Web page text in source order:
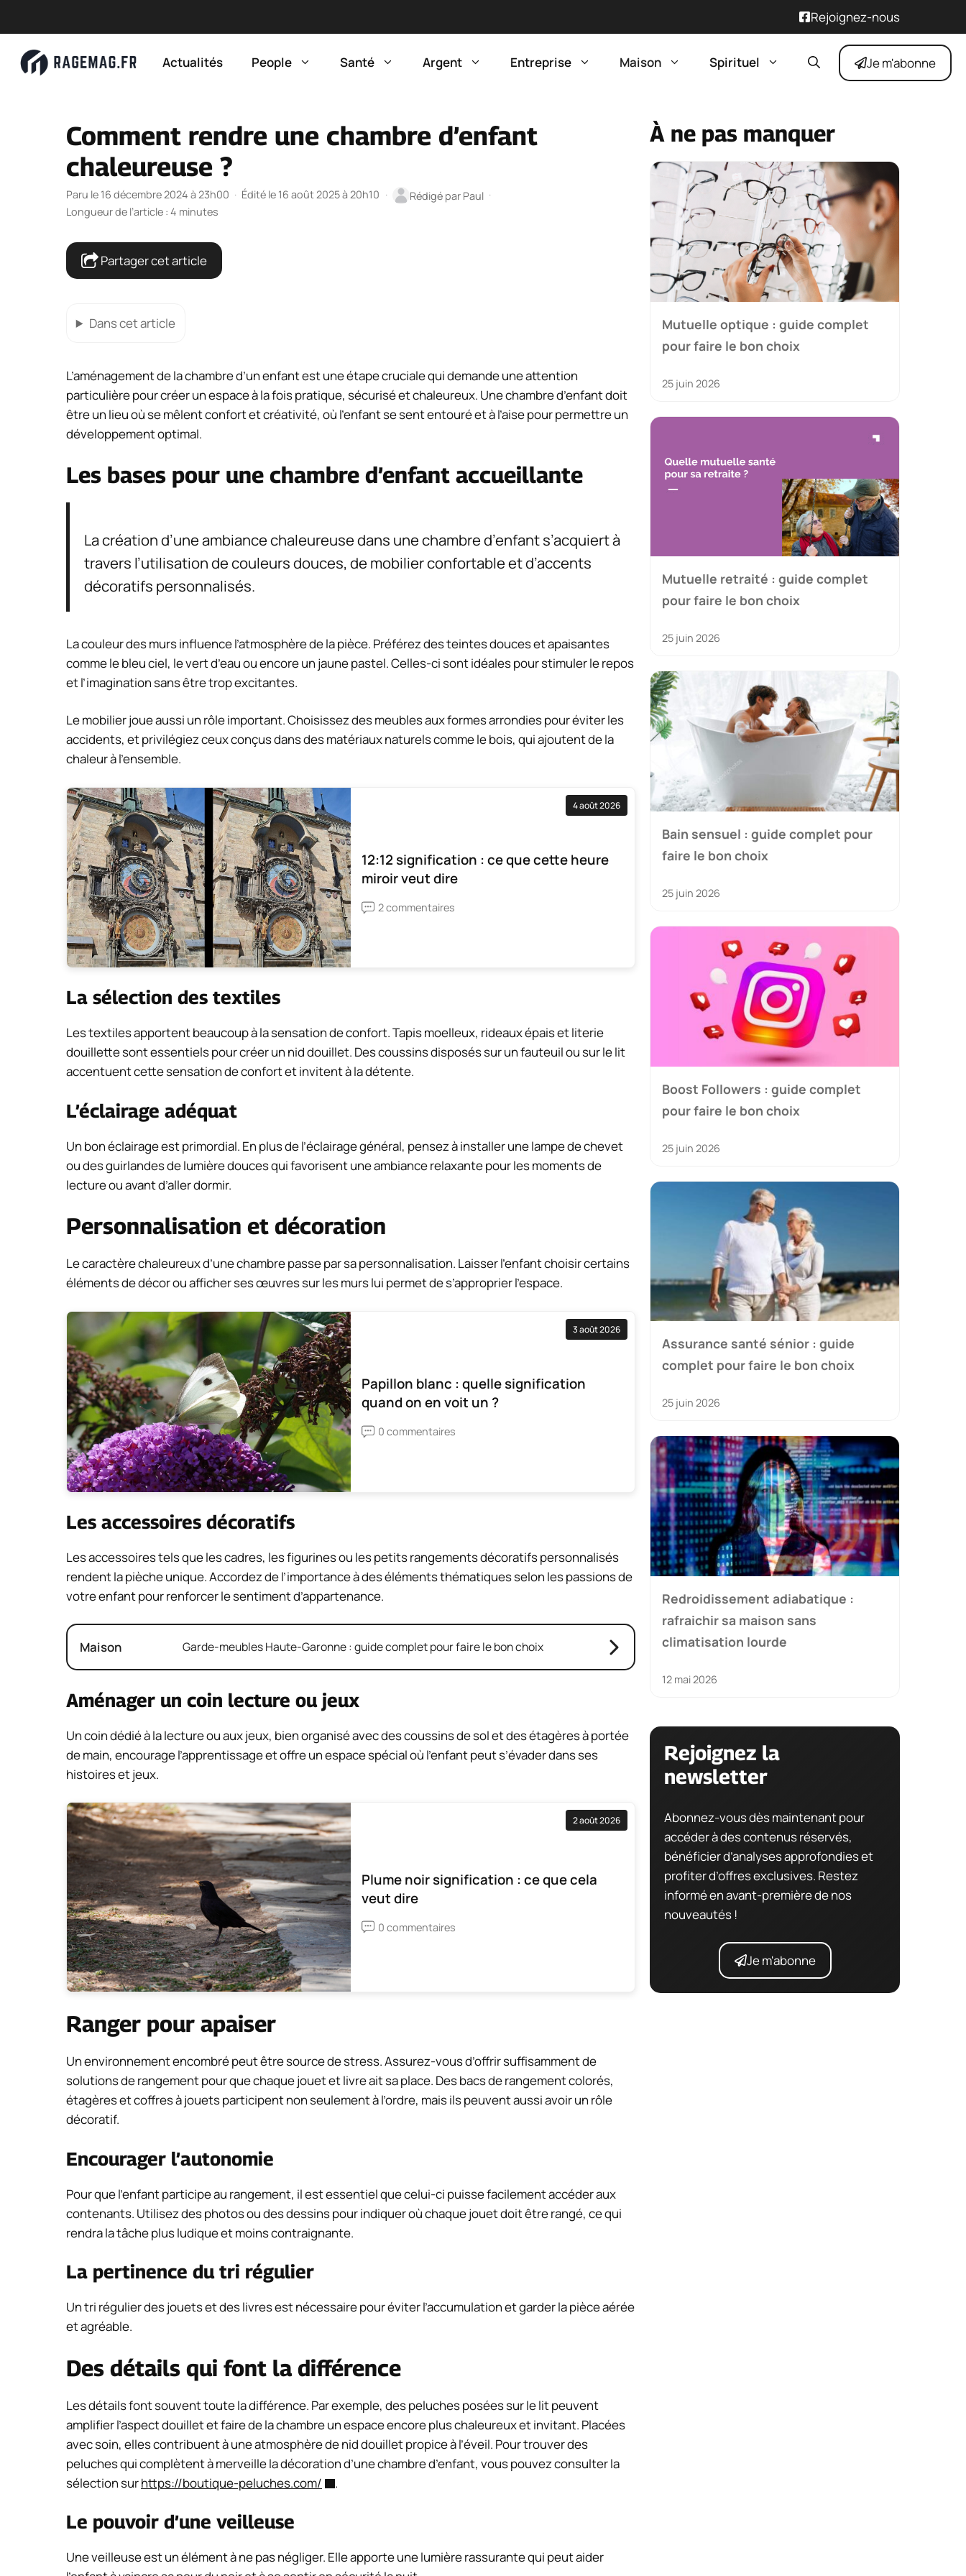
Rejoignez-nous
Actualités People Santé Argent Entreprise Maison Spirituel Je m'abonne
Comment rendre une chambre d’enfant
chaleureuse ?
Paru le 16 décembre 2024 à 23h00 · Édité le 16 août 2025 à 20h10 · Rédigé par Paul ·
Longueur de l’article : 4 minutes
Partager cet article
Dans cet article
L’aménagement de la chambre d’un enfant est une étape cruciale qui demande une attention
particulière pour créer un espace à la fois pratique, sécurisé et chaleureux. Une chambre d’enfant doit
être un lieu où se mêlent confort et créativité, où l’enfant se sent entouré et à l’aise pour permettre un
développement optimal.
Les bases pour une chambre d’enfant accueillante
La création d’une ambiance chaleureuse dans une chambre d’enfant s’acquiert à
travers l’utilisation de couleurs douces, de mobilier confortable et d’accents
décoratifs personnalisés.
La couleur des murs influence l’atmosphère de la pièce. Préférez des teintes douces et apaisantes
comme le bleu ciel, le vert d’eau ou encore un jaune pastel. Celles-ci sont idéales pour stimuler le repos
et l’imagination sans être trop excitantes.
Le mobilier joue aussi un rôle important. Choisissez des meubles aux formes arrondies pour éviter les
accidents, et privilégiez ceux conçus dans des matériaux naturels comme le bois, qui ajoutent de la
chaleur à l’ensemble.
4 août 2026
12:12 signification : ce que cette heure
miroir veut dire
2 commentaires
La sélection des textiles
Les textiles apportent beaucoup à la sensation de confort. Tapis moelleux, rideaux épais et literie
douillette sont essentiels pour créer un nid douillet. Des coussins disposés sur un fauteuil ou sur le lit
accentuent cette sensation de confort et invitent à la détente.
L’éclairage adéquat
Un bon éclairage est primordial. En plus de l’éclairage général, pensez à installer une lampe de chevet
ou des guirlandes de lumière douces qui favorisent une ambiance relaxante pour les moments de
lecture ou avant d’aller dormir.
Personnalisation et décoration
Le caractère chaleureux d’une chambre passe par sa personnalisation. Laisser l’enfant choisir certains
éléments de décor ou afficher ses œuvres sur les murs lui permet de s’approprier l’espace.
3 août 2026
Papillon blanc : quelle signification
quand on en voit un ?
0 commentaires
Les accessoires décoratifs
Les accessoires tels que les cadres, les figurines ou les petits rangements décoratifs personnalisés
rendent la pièche unique. Accordez de l’importance à des éléments thématiques selon les passions de
votre enfant pour renforcer le sentiment d’appartenance.
Maison Garde-meubles Haute-Garonne : guide complet pour faire le bon choix
Aménager un coin lecture ou jeux
Un coin dédié à la lecture ou aux jeux, bien organisé avec des coussins de sol et des étagères à portée
de main, encourage l’apprentissage et offre un espace spécial où l’enfant peut s’évader dans ses
histoires et jeux.
2 août 2026
Plume noir signification : ce que cela
veut dire
0 commentaires
Ranger pour apaiser
Un environnement encombré peut être source de stress. Assurez-vous d’offrir suffisamment de
solutions de rangement pour que chaque jouet et livre ait sa place. Des bacs de rangement colorés,
étagères et coffres à jouets participent non seulement à l’ordre, mais ils peuvent aussi avoir un rôle
décoratif.
Encourager l’autonomie
Pour que l’enfant participe au rangement, il est essentiel que celui-ci puisse facilement accéder aux
contenants. Utilisez des photos ou des dessins pour indiquer où chaque jouet doit être rangé, ce qui
rendra la tâche plus ludique et moins contraignante.
La pertinence du tri régulier
Un tri régulier des jouets et des livres est nécessaire pour éviter l’accumulation et garder la pièce aérée
et agréable.
Des détails qui font la différence
Les détails font souvent toute la différence. Par exemple, des peluches posées sur le lit peuvent
amplifier l’aspect douillet et faire de la chambre un espace encore plus chaleureux et invitant. Placées
avec soin, elles contribuent à une atmosphère de nid douillet propice à l’éveil. Pour trouver des
peluches qui complètent à merveille la décoration d’une chambre d’enfant, vous pouvez consulter la
sélection surhttps://boutique-peluches.com/ .
Le pouvoir d’une veilleuse
Une veilleuse est un élément à ne pas négliger. Elle apporte une lumière rassurante qui peut aider
À ne pas manquer
Mutuelle optique : guide complet
pour faire le bon choix
25 juin 2026
Mutuelle retraité : guide complet
pour faire le bon choix
25 juin 2026
Bain sensuel : guide complet pour
faire le bon choix
25 juin 2026
Boost Followers : guide complet
pour faire le bon choix
25 juin 2026
Assurance santé sénior : guide
complet pour faire le bon choix
25 juin 2026
Redroidissement adiabatique :
rafraichir sa maison sans
climatisation lourde
12 mai 2026
Rejoignez la
newsletter
Abonnez-vous dès maintenant pour
accéder à des contenus réservés,
bénéficier d’analyses approfondies et
profiter d’offres exclusives. Restez
informé en avant-première de nos
nouveautés !
Je m'abonne